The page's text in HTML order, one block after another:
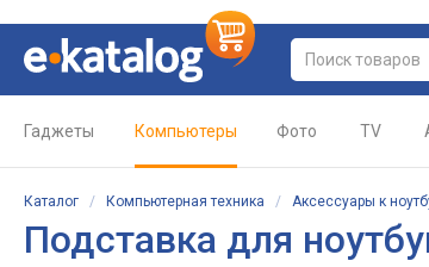
Гаджеты Компьютеры Фото TV
Каталог / Компьютерная техника / Аксессуары к
Подставка для